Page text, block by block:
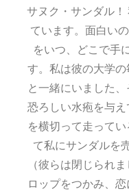
サヌク・サンダル
ています。面白い
をいつ、どこで手
す。私は彼の大学
と一緒にいました
恐ろしい水疱を与
を横切って走って
て私にサンダルを
（彼らは閉じられ
ロップをつかみ、